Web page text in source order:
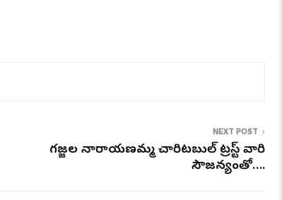
NEXT POST
గజ్జల నారాయణమ్మ చారిటబుల్ ట్రస్ట్ వారి
సౌజన్యంతో….